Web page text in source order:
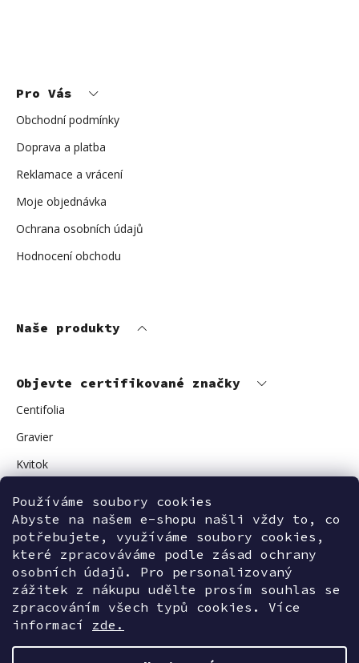
Používáme soubory cookies
Abyste na našem e-shopu našli vždy to, co
potřebujete, využíváme soubory cookies,
které zpracováváme podle zásad ochrany
osobních údajů. Pro personalizovaný
zážitek z nákupu udělte prosím souhlas se
zpracováním všech typů cookies. Více
informací zde.
Pro Vás
Obchodní podmínky
Doprava a platba
Reklamace a vrácení
Moje objednávka
Ochrana osobních údajů
Hodnocení obchodu
Naše produkty
Objevte certifikované značky
Centifolia
Gravier
Kvitok
Avant Skincare
Sonnentor
Kontaktujte nás